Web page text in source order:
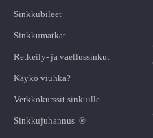
Sinkkubileet
Sinkkumatkat
Retkeily- ja vaellussinkut
Käykö viuhka?
Verkkokurssit sinkuille
Sinkkujuhannus ®